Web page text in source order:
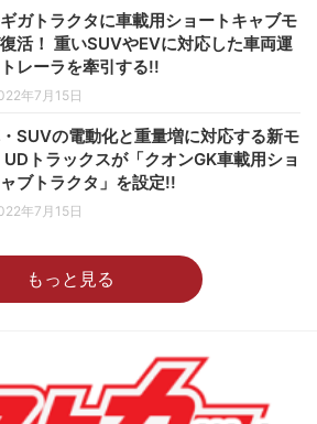
ガトラクタに車載用ショートキャブモ
活！ 重いSUVやEVに対応した車両運
レーラを牽引する!!
年7月15日
SUVの電動化と重量増に対応する新モ
トラックスが「クオンGK車載用ショ
ブトラクタ」を設定!!
年7月15日
もっと見る